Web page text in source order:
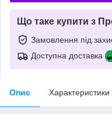
Що таке купити з
Замовлення під
Доступна доставка
Опис Характеристики